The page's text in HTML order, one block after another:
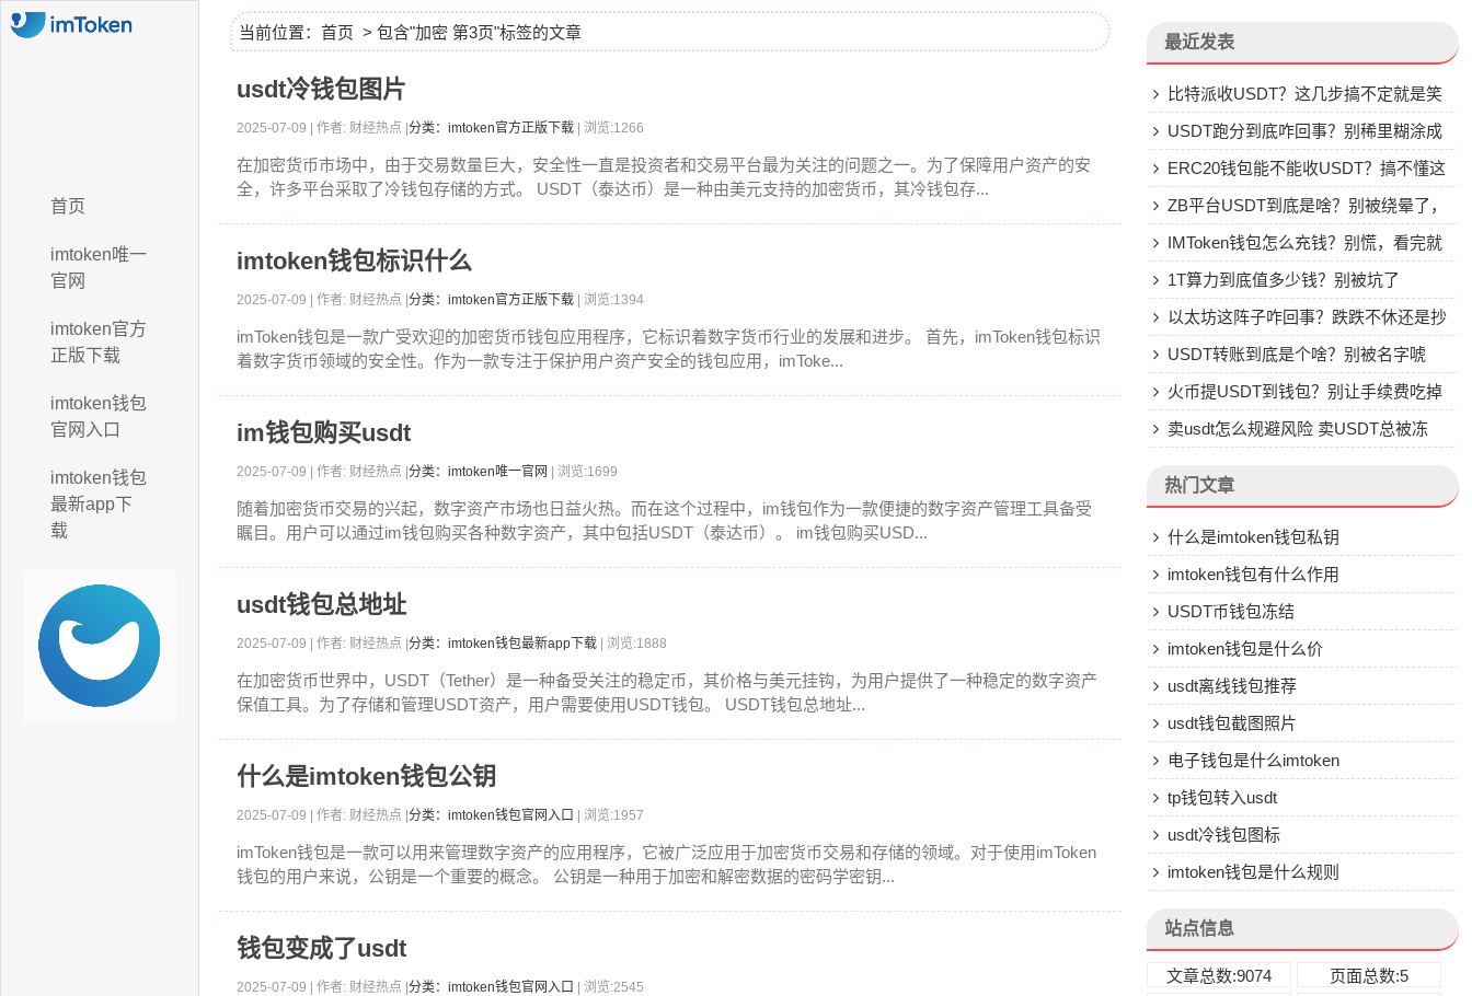
首页
imtoken唯一
官网
imtoken官方
正版下载
imtoken钱包
官网入口
imtoken钱包
最新app下
载
当前位置： 首页 > 包含"加密 第3页"标签的文章
usdt冷钱包图片
2025-07-09 | 作者: 财经热点 | 分类：imtoken官方正版下载 | 浏览:1266
在加密货币市场中，由于交易数量巨大，安全性一直是投资者和交易平台最为关注的问题之一。为了保障用户资产的安
全，许多平台采取了冷钱包存储的方式。 USDT（泰达币）是一种由美元支持的加密货币，其冷钱包存...
imtoken钱包标识什么
2025-07-09 | 作者: 财经热点 | 分类：imtoken官方正版下载 | 浏览:1394
imToken钱包是一款广受欢迎的加密货币钱包应用程序，它标识着数字货币行业的发展和进步。 首先，imToken钱包标识
着数字货币领域的安全性。作为一款专注于保护用户资产安全的钱包应用，imToke...
im钱包购买usdt
2025-07-09 | 作者: 财经热点 | 分类：imtoken唯一官网 | 浏览:1699
随着加密货币交易的兴起，数字资产市场也日益火热。而在这个过程中，im钱包作为一款便捷的数字资产管理工具备受
瞩目。用户可以通过im钱包购买各种数字资产，其中包括USDT（泰达币）。 im钱包购买USD...
usdt钱包总地址
2025-07-09 | 作者: 财经热点 | 分类：imtoken钱包最新app下载 | 浏览:1888
在加密货币世界中，USDT（Tether）是一种备受关注的稳定币，其价格与美元挂钩，为用户提供了一种稳定的数字资产
保值工具。为了存储和管理USDT资产，用户需要使用USDT钱包。 USDT钱包总地址...
什么是imtoken钱包公钥
2025-07-09 | 作者: 财经热点 | 分类：imtoken钱包官网入口 | 浏览:1957
imToken钱包是一款可以用来管理数字资产的应用程序，它被广泛应用于加密货币交易和存储的领域。对于使用imToken
钱包的用户来说，公钥是一个重要的概念。 公钥是一种用于加密和解密数据的密码学密钥...
钱包变成了usdt
2025-07-09 | 作者: 财经热点 | 分类：imtoken钱包官网入口 | 浏览:2545
最近发表
比特派收USDT？这几步搞不定就是笑
话USDT跑分到底咋回事？别稀里糊涂成
了帮凶
ERC20钱包能不能收USDT？搞不懂这
些别乱转
ZB平台USDT到底是啥？别被绕晕了，
说点大实话
IMToken钱包怎么充钱？别慌，看完就
会1T算力到底值多少钱？别被坑了
以太坊这阵子咋回事？跌跌不休还是抄
底机会？
USDT转账到底是个啥？别被名字唬
住，一文说透
火币提USDT到钱包？别让手续费吃掉
你的钱
卖usdt怎么规避风险 卖USDT总被冻
热门文章
什么是imtoken钱包私钥
imtoken钱包有什么作用
USDT币钱包冻结
imtoken钱包是什么价
usdt离线钱包推荐
usdt钱包截图照片
电子钱包是什么imtoken
tp钱包转入usdt
usdt冷钱包图标
imtoken钱包是什么规则
站点信息
文章总数:9074
页面总数:5